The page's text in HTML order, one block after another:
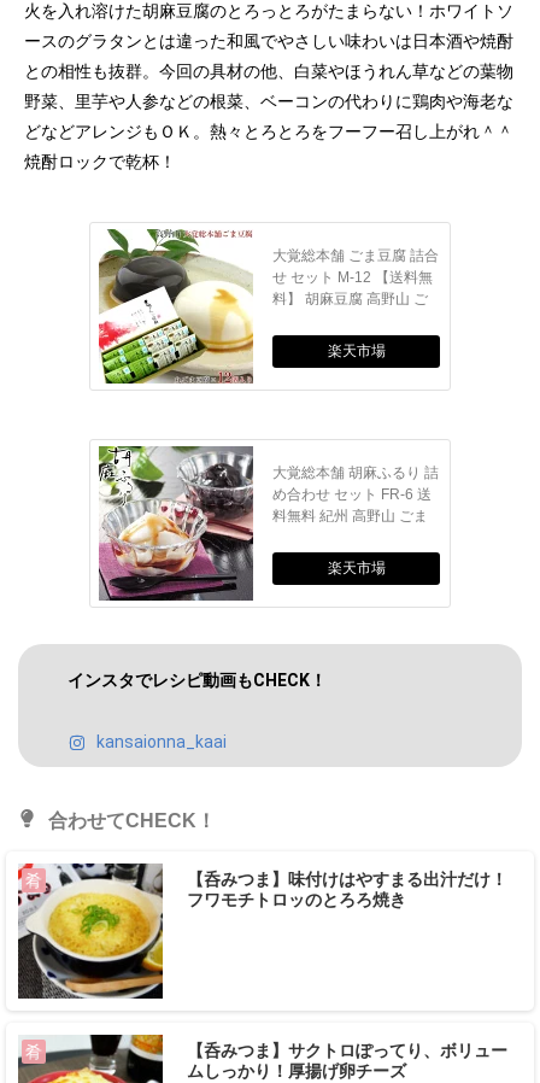
火を入れ溶けた胡麻豆腐のとろっとろがたまらない！ホワイトソ
ースのグラタンとは違った和風でやさしい味わいは日本酒や焼酎
との相性も抜群。今回の具材の他、白菜やほうれん草などの葉物
野菜、里芋や人参などの根菜、ベーコンの代わりに鶏肉や海老な
どなどアレンジもＯＫ。熱々とろとろをフーフー召し上がれ＾＾
焼酎ロックで乾杯！
大覚総本舗 ごま豆腐 詰合
せ セット M-12 【送料無
料】 胡麻豆腐 高野山 ご
豆腐 ごま とうふ ゴマ 高
野 贈答 お礼 内祝 贈り物
プレゼント ギフト
楽天市場
大覚総本舗 胡麻ふるり 詰
め合わせ セット FR-6 送
料無料 紀州 高野山 ごま
スイーツ スイーツセット
お礼 内祝 祝い 贈り物 プ
レゼント ギフト FR-6
楽天市場
インスタでレシピ動画もCHECK！
kansaionna_kaai
合わせてCHECK！
肴
【呑みつま】味付けはやすまる出汁だけ！
フワモチトロッのとろろ焼き
肴
【呑みつま】サクトロぽってり、ボリュー
ムしっかり！厚揚げ卵チーズ